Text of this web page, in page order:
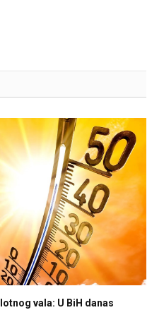
vala: U BiH danas